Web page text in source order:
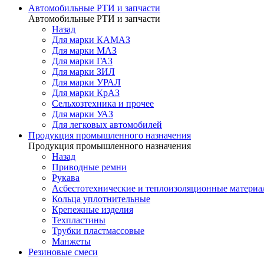
Автомобильные РТИ и запчасти
Автомобильные РТИ и запчасти
Назад
Для марки КАМАЗ
Для марки МАЗ
Для марки ГАЗ
Для марки ЗИЛ
Для марки УРАЛ
Для марки КрАЗ
Сельхозтехника и прочее
Для марки УАЗ
Для легковых автомобилей
Продукция промышленного назначения
Продукция промышленного назначения
Назад
Приводные ремни
Рукава
Асбестотехнические и теплоизоляционные
Кольца уплотнительные
Крепежные изделия
Техпластины
Трубки пластмассовые
Манжеты
Резиновые смеси